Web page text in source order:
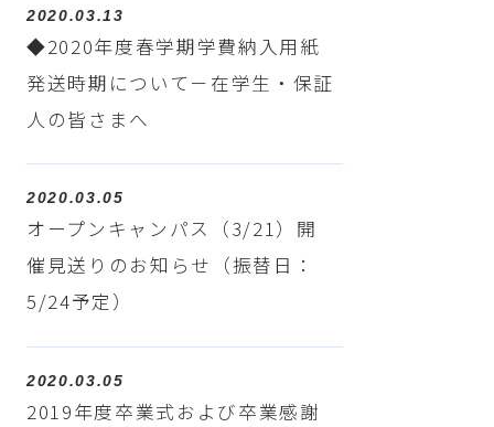
2020.03.13
◆2020年度春学期学費納入用紙
発送時期について－在学生・保証
人の皆さまへ
2020.03.05
オープンキャンパス（3/21）開
催見送りのお知らせ（振替日：
5/24予定）
2020.03.05
2019年度卒業式および卒業感謝